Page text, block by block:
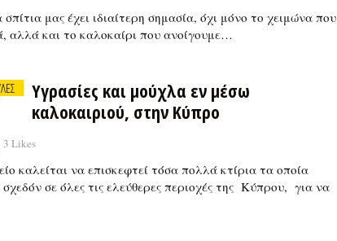
μας έχει ιδιαίτερη σημασία, όχι μόνο το χειμώνα που
αλλά και το καλοκαίρι που ανοίγουμε…
Υγρασίες και μούχλα εν μέσω
καλοκαιριού, στην Κύπρο
3 Likes
καλείται να επισκεφτεί τόσα πολλά κτίρια τα οποία
σε όλες τις ελεύθερες περιοχές της Κύπρου, για να